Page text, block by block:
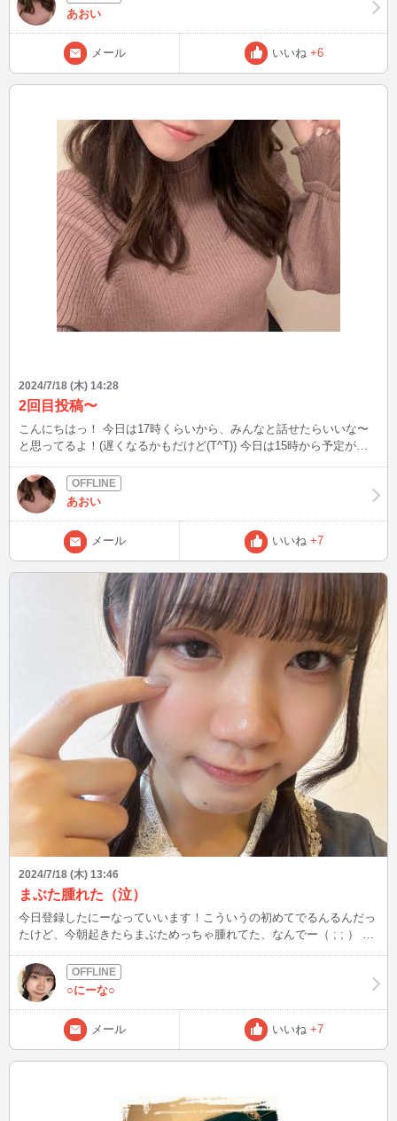
あおい
メール いいね +6
2024/7/18 (木) 14:28
2回目投稿〜
こんにちはっ！ 今日は17時くらいから、みんなと話せたらいいな〜
と思ってるよ！(遅くなるかもだけど(T^T)) 今日は15時から予定があ
てたら来てね〜
あおい
メール いいね +7
2024/7/18 (木) 13:46
まぶた腫れた（泣）
今日登録したにーなっていいます！こういうの初めてでるんるんだっ
たけど、今朝起きたらまぶためっちゃ腫れてた、なんでー（ ; ; ） こ
○にーな○
メール いいね +7